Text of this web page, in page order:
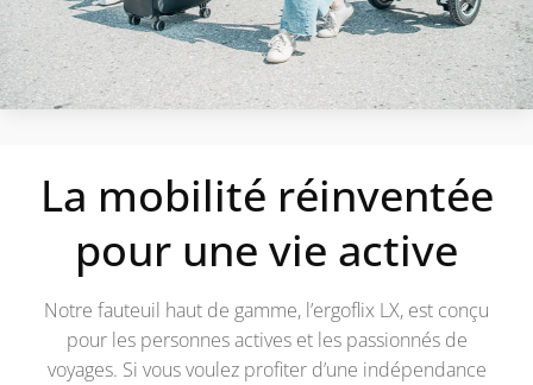
La mobilité réinventée
pour une vie active
Notre fauteuil haut de gamme, l’ergoflix LX, est conçu
pour les personnes actives et les passionnés de
voyages. Si vous voulez profiter d’une indépendance